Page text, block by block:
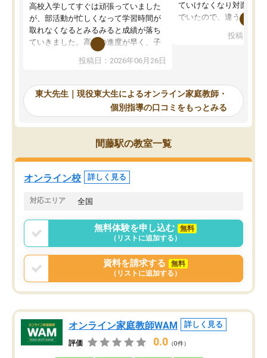
高校入学してすぐは頑張っていました
が、部活動が忙しくなって学習時間が
取れなくなるとみるみると成績が落ち
ていきました。高校の進度が早く、子
供も家に帰って勉強の話すると嫌な反
応を示します。東大先生にお願いして
れるので、親としても安心です。毎日
使える自習室とかもあり、わからない
ところがあれば先生が回答してくれる
のも重宝しています。
投稿日：2026年06月26日
ていけなくなり対面の塾
でいたので、違うアプロ
で、当初は模試でD判定
自習室が毎日使えていつ
るのが心強かったよう
謝です。
投稿日：
東大先生｜現役東大生によるオンライン家庭教師・
個別指導の口コミをもっとみる
間藤駅の教室一覧
オンライン校 詳しく見る
対応エリア 全国
無料体験を申し込む
無料
（リストに追加する）
資料を請求する
無料
（リストに追加する）
オンライン家庭教師WAM 詳しく見る
評価 0.0 （0件）